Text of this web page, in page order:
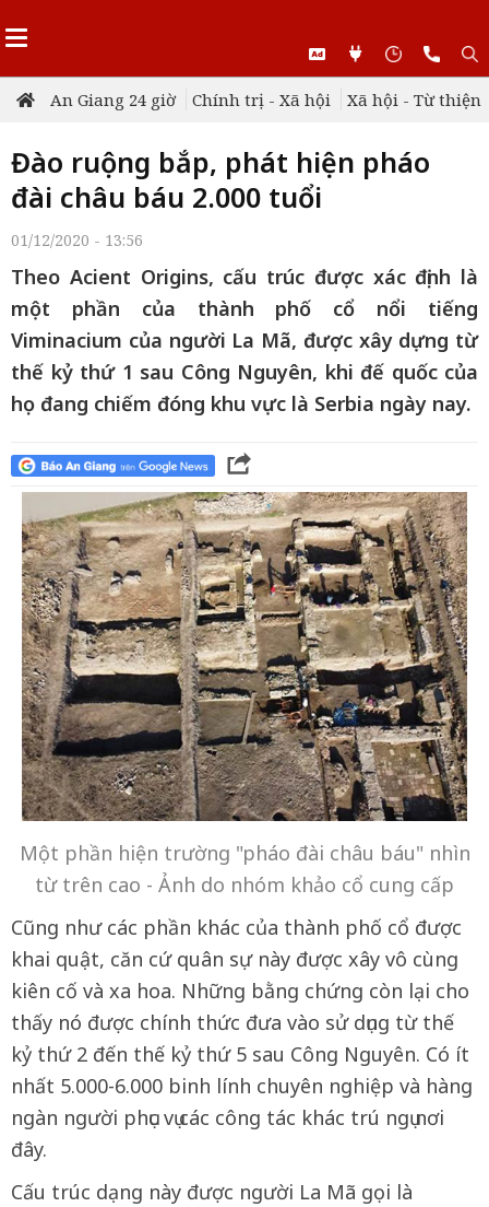
An Giang 24 giờ Chính trị - Xã hội Xã hội - Từ thiện
Đào ruộng bắp, phát hiện pháo
đài châu báu 2.000 tuổi
01/12/2020 - 13:56
Theo Acient Origins, cấu trúc được xác định là
một phần của thành phố cổ nổi tiếng
Viminacium của người La Mã, được xây dựng từ
thế kỷ thứ 1 sau Công Nguyên, khi đế quốc của
họ đang chiếm đóng khu vực là Serbia ngày nay.
Một phần hiện trường "pháo đài châu báu" nhìn
từ trên cao - Ảnh do nhóm khảo cổ cung cấp
Cũng như các phần khác của thành phố cổ được
khai quật, căn cứ quân sự này được xây vô cùng
kiên cố và xa hoa. Những bằng chứng còn lại cho
thấy nó được chính thức đưa vào sử dụng từ thế
kỷ thứ 2 đến thế kỷ thứ 5 sau Công Nguyên. Có ít
nhất 5.000-6.000 binh lính chuyên nghiệp và hàng
ngàn người phục vụ các công tác khác trú ngụ nơi
đây.
Cấu trúc dạng này được người La Mã gọi là